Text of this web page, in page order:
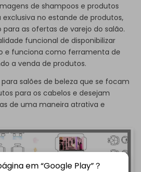
e usar este modelo.
necessite ser aberto no
o EdrawMax, você pode baixar o
o
abaixo.
de shampoos e produtos
no estande de produtos,
as ofertas de varejo do salão.
funcional de disponibilizar
e funciona como ferramenta de
a venda de produtos.
salões de beleza que se focam
para os cabelos e desejam
de uma maneira atrativa e
em “Google Play”？